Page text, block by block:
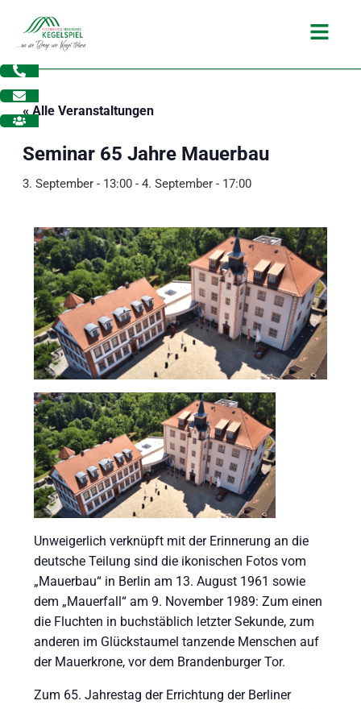
Inhalt
springen
Main
« Alle Veranstaltungen
Seminar 65 Jahre Mauerbau
3. September - 13:00- 4. September - 17:00
Unweigerlich verknüpft mit der Erinnerung an die
deutsche Teilung sind die ikonischen Fotos vom
„Mauerbau“ in Berlin am 13. August 1961 sowie
dem „Mauerfall“ am 9. November 1989: Zum einen
die Fluchten in buchstäblich letzter Sekunde, zum
anderen im Glückstaumel tanzende Menschen auf
der Mauerkrone, vor dem Brandenburger Tor.
Zum 65. Jahrestag der Errichtung der Berliner